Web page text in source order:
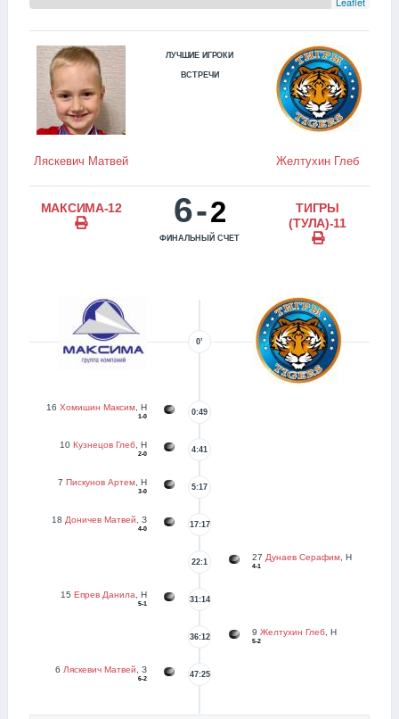
Ляскевич Матвей
ЛУЧШИЕ ИГРОКИ
ВСТРЕЧИ
Желтухин Глеб
МАКСИМА-12 6-2
ФИНАЛЬНЫЙ СЧЕТ
ТИГРЫ
(ТУЛА)-11
0’
16 Хомишин Максим , Н
1-0 0:49
10 Кузнецов Глеб , Н
2-0 4:41
7 Пискунов Артем , Н
3-0 5:17
18 Доничев Матвей , З
4-0 17:17
27 Дунаев Серафим , Н
4-1
22:1
15 Епрев Данила , Н
5-1 31:14
9 Желтухин Глеб , Н
5-2
36:12
6 Ляскевич Матвей , З
6-2 47:25